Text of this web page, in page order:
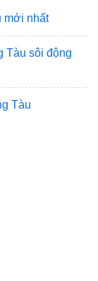
mới nhất
Tàu sôi động
Tàu